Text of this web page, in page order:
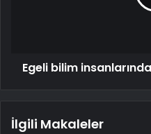
Egeli bilim
İlgili Makaleler